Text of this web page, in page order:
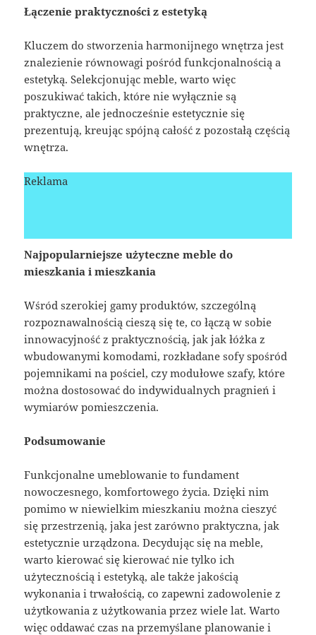
Łączenie praktyczności z estetyką
Kluczem do stworzenia harmonijnego wnętrza jest
znalezienie równowagi pośród funkcjonalnością a
estetyką. Selekcjonując meble, warto więc
poszukiwać takich, które nie wyłącznie są
praktyczne, ale jednocześnie estetycznie się
prezentują, kreując spójną całość z pozostałą częścią
wnętrza.
Reklama
Najpopularniejsze użyteczne meble do
mieszkania i mieszkania
Wśród szerokiej gamy produktów, szczególną
rozpoznawalnością cieszą się te, co łączą w sobie
innowacyjność z praktycznością, jak jak łóżka z
wbudowanymi komodami, rozkładane sofy spośród
pojemnikami na pościel, czy modułowe szafy, które
można dostosować do indywidualnych pragnień i
wymiarów pomieszczenia.
Podsumowanie
Funkcjonalne umeblowanie to fundament
nowoczesnego, komfortowego życia. Dzięki nim
pomimo w niewielkim mieszkaniu można cieszyć
się przestrzenią, jaka jest zarówno praktyczna, jak
estetycznie urządzona. Decydując się na meble,
warto kierować się kierować nie tylko ich
użytecznością i estetyką, ale także jakością
wykonania i trwałością, co zapewni zadowolenie z
użytkowania z użytkowania przez wiele lat. Warto
więc oddawać czas na przemyślane planowanie i